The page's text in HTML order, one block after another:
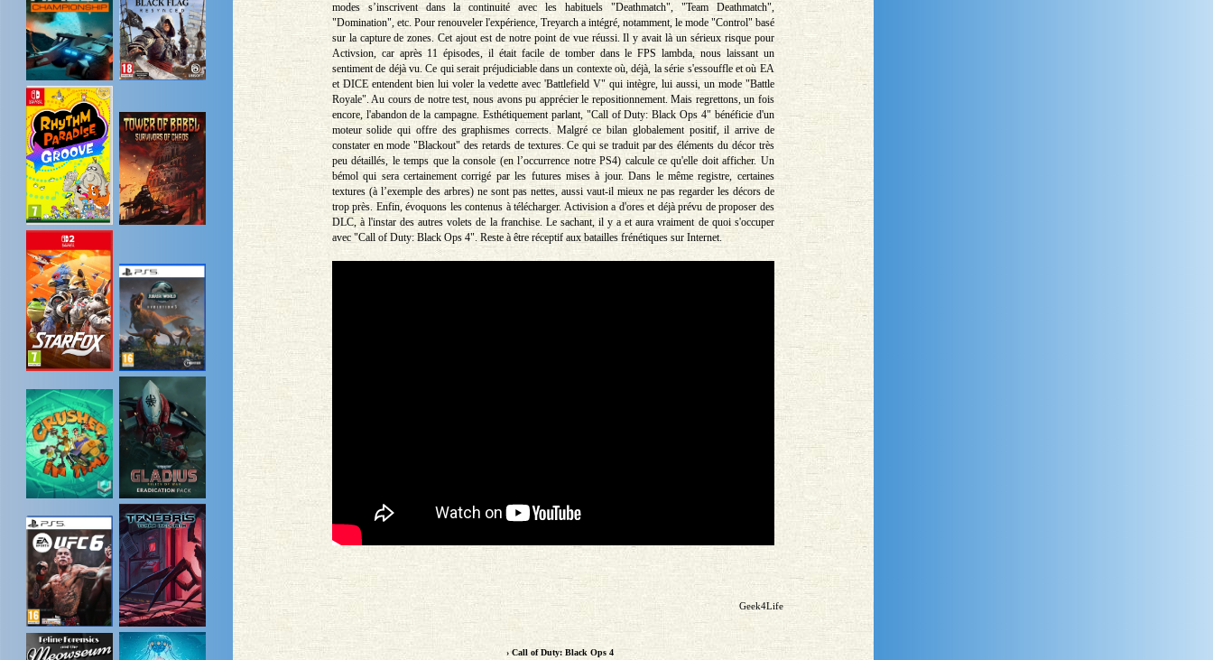
modes s’inscrivent dans la continuité avec les habituels "Deathmatch", "Team Deathmatch",
"Domination", etc. Pour renouveler l'expérience, Treyarch a intégré, notamment, le mode "Control" basé
sur la capture de zones. Cet ajout est de notre point de vue réussi. Il y avait là un sérieux risque pour
Activsion, car après 11 épisodes, il était facile de tomber dans le FPS lambda, nous laissant un
sentiment de déjà vu. Ce qui serait préjudiciable dans un contexte où, déjà, la série s'essouffle et où EA
et DICE entendent bien lui voler la vedette avec 'Battlefield V" qui intègre, lui aussi, un mode "Battle
Royale". Au cours de notre test, nous avons pu apprécier le repositionnement. Mais regrettons, un fois
encore, l'abandon de la campagne. Esthétiquement parlant, "Call of Duty: Black Ops 4" bénéficie d'un
moteur solide qui offre des graphismes corrects. Malgré ce bilan globalement positif, il arrive de
constater en mode "Blackout" des retards de textures. Ce qui se traduit par des éléments du décor très
peu détaillés, le temps que la console (en l’occurrence notre PS4) calcule ce qu'elle doit afficher. Un
bémol qui sera certainement corrigé par les futures mises à jour. Dans le même registre, certaines
textures (à l’exemple des arbres) ne sont pas nettes, aussi vaut-il mieux ne pas regarder les décors de
trop près. Enfin, évoquons les contenus à télécharger. Activision a d'ores et déjà prévu de proposer des
DLC, à l'instar des autres volets de la franchise. Le sachant, il y a et aura vraiment de quoi s'occuper
avec "Call of Duty: Black Ops 4". Reste à être réceptif aux batailles frénétiques sur Internet.
Geek4Life
› Call of Duty: Black Ops 4